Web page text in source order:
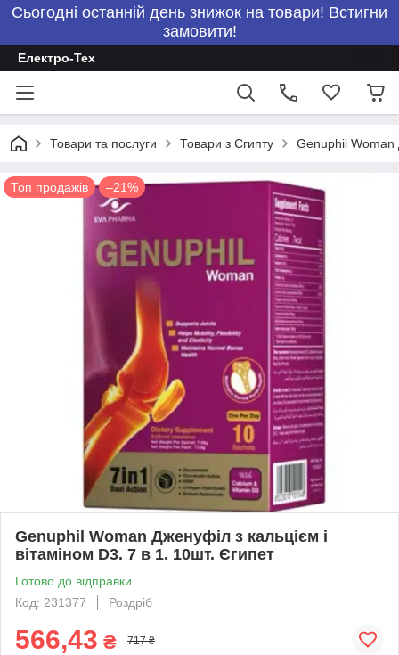
Сьогодні останній день знижок на товари! Встигни
замовити!
Електро-Тех
Товари та послуги Товари з Єгипту Genuphil Woman
Топ продажів –21%
Genuphil Woman Дженуфіл з кальцієм і
вітаміном D3. 7 в 1. 10шт. Єгипет
Готово до відправки
Код: 231377
Роздріб
566,43 ₴ 717 ₴